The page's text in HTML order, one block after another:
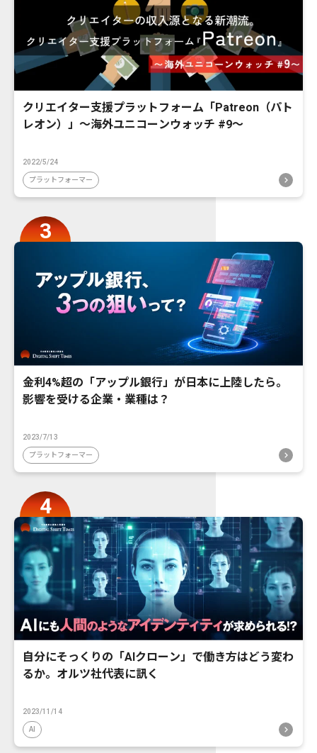
クリエイター支援プラットフォーム「Patreon（パト
レオン）」〜海外ユニコーンウォッチ #9〜
2022/5/24
プラットフォーマー
金利4%超の「アップル銀行」が日本に上陸したら。
影響を受ける企業・業種は？
2023/7/13
プラットフォーマー
自分にそっくりの「AIクローン」で働き方はどう変わ
るか。オルツ社代表に訊く
2023/11/14
AI